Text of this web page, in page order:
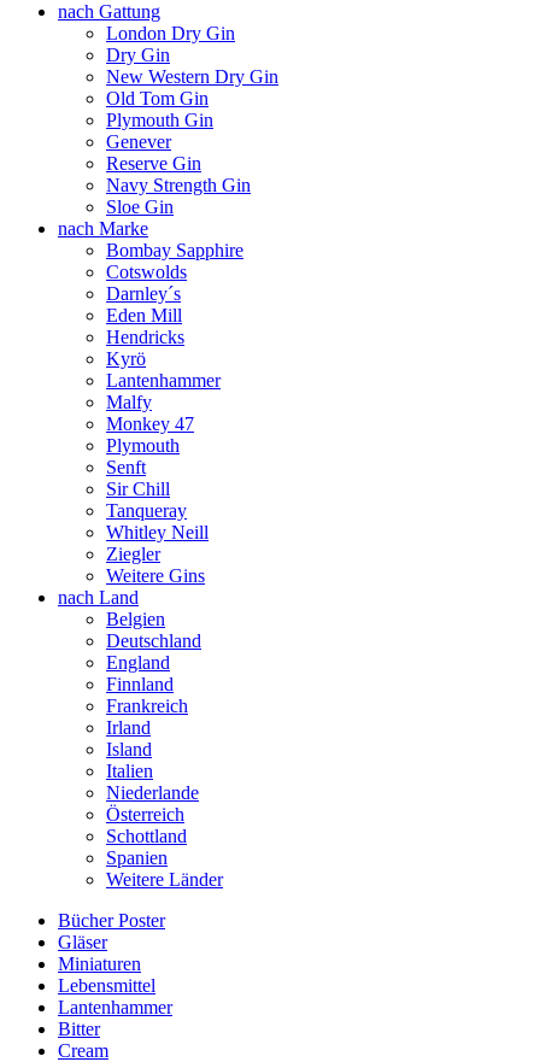
nach Gattung
London Dry Gin
Dry Gin
New Western Dry Gin
Old Tom Gin
Plymouth Gin
Genever
Reserve Gin
Navy Strength Gin
Sloe Gin
nach Marke
Bombay Sapphire
Cotswolds
Darnley´s
Eden Mill
Hendricks
Kyrö
Lantenhammer
Malfy
Monkey 47
Plymouth
Senft
Sir Chill
Tanqueray
Whitley Neill
Ziegler
Weitere Gins
nach Land
Belgien
Deutschland
England
Finnland
Frankreich
Irland
Island
Italien
Niederlande
Österreich
Schottland
Spanien
Weitere Länder
Bücher Poster
Gläser
Miniaturen
Lebensmittel
Lantenhammer
Bitter
Cream